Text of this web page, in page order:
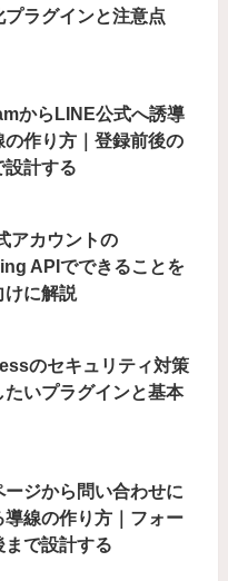
プラグインと注意点
からLINE公式へ誘導
の作り方｜登録前後の
設計する
アカウントの
APIでできることを
けに解説
のセキュリティ対策
たいプラグインと基本
ージから問い合わせに
導線の作り方｜フォー
まで設計する